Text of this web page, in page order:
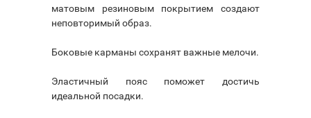
матовым резиновым покрытием создают
неповторимый образ.
Боковые карманы сохранят важные мелочи.
Эластичный пояс поможет достичь
идеальной посадки.